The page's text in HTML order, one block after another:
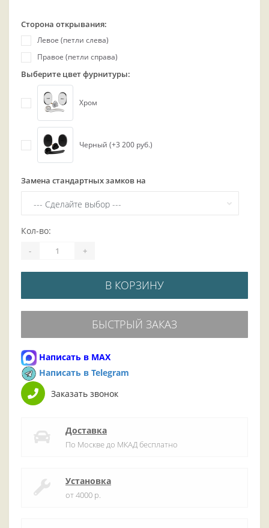
Сторона открывания:
Левое (петли слева)
Правое (петли справа)
Выберите цвет фурнитуры:
Хром
Черный (+3 200 руб.)
Замена стандартных замков на
Кол-во:
- +
В КОРЗИНУ
БЫСТРЫЙ ЗАКАЗ
Написать в MAX
Написать в Telegram
Заказать звонок
Доставка
По Москве до МКАД бесплатно
Установка
от 4000 р.